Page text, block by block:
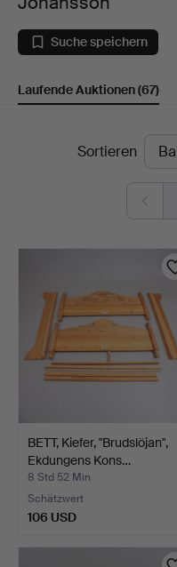
Auktionshuset
Thelin
Johansson
Suche speichern
Laufende Auktionen(67)
LaufendeSortieren
BETT, Kiefer, "Brudslöjan",
Ekdungens Kons…
8 Std 52 Min
Schätzwert
106 USD